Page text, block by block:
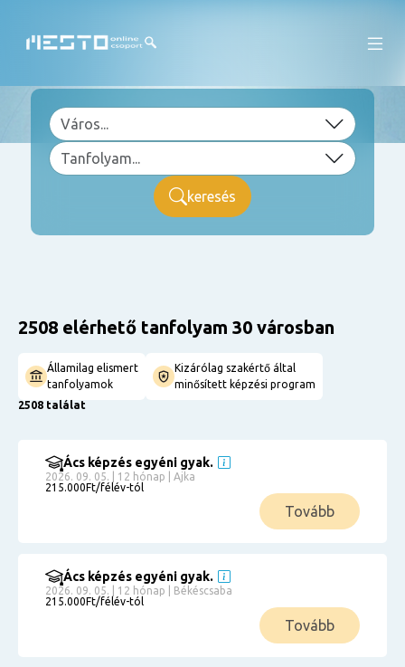
keresés
2508 elérhető tanfolyam 30 városban
Államilag elismert
tanfolyamok
Kizárólag szakértő által
minősített képzési program
2508 találat
Ács képzés egyéni gyak.
2026. 09. 05. | 12 hónap | Ajka
215.000Ft/félév-tól
Tovább
Ács képzés egyéni gyak.
2026. 09. 05. | 12 hónap | Békéscsaba
215.000Ft/félév-tól
Tovább